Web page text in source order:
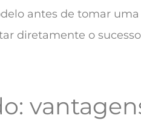
antes de tomar uma
diretamente o